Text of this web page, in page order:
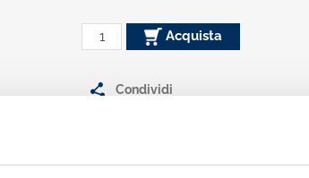
Acquista
Condividi